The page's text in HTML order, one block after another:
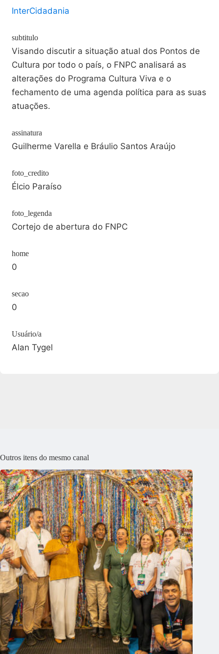
InterCidadania
subtitulo
Visando discutir a situação atual dos Pontos de
Cultura por todo o país, o FNPC analisará as
alterações do Programa Cultura Viva e o
fechamento de uma agenda política para as suas
atuações.
assinatura
Guilherme Varella e Bráulio Santos Araújo
foto_credito
Élcio Paraíso
foto_legenda
Cortejo de abertura do FNPC
home
0
secao
0
Usuário/a
Alan Tygel
Outros itens do mesmo canal